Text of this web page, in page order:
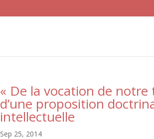
« De la vocation de
d’une proposition
intellectuelle
Sep 25, 2014